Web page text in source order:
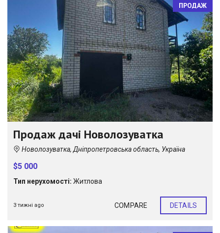
ПРОДАЖ
Продаж дачі Новолозуватка
Новолозуватка, Дніпропетровська область, Україна
$5 000
Тип нерухомості: Житлова
3 тижні ago COMPARE DETAILS